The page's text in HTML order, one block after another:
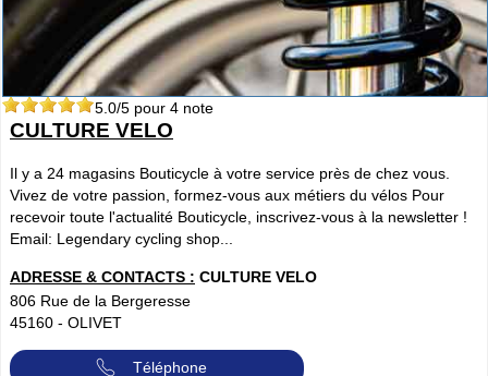
5.0/5 pour 4 note
CULTURE VELO
Il y a 24 magasins Bouticycle à votre service près de chez vous.
Vivez de votre passion, formez-vous aux métiers du vélos Pour
recevoir toute l'actualité Bouticycle, inscrivez-vous à la newsletter !
Email: Legendary cycling shop...
ADRESSE & CONTACTS : CULTURE VELO
806 Rue de la Bergeresse
45160 - OLIVET
Téléphone